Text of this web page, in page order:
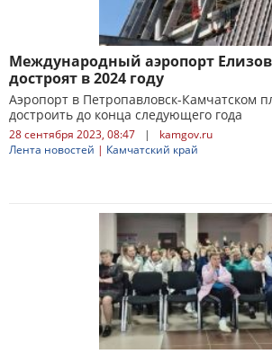
Международный аэропорт
достроят в 2024 году
Аэропорт в Петропавловск-Камчатском
достроить до конца следующего года
28 сентября 2023, 08:47 |
kamgov.ru
Лента новостей | Камчатский край